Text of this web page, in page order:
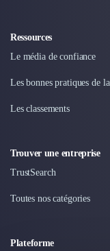
Traduction
Traiteur & Restauration
Office Management
Autres
Réhabilitation et
Logiciel PropTech
Désinfection &
Ressources
Le média de confiance
Les bonnes pratiques de
Les classements
Trouver une entreprise
TrustSearch
Toutes nos catégories
Plateforme